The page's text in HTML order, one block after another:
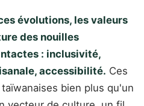
évolutions, les valeurs
des nouilles
: inclusivité,
accessibilité. Ces
bien plus qu'un